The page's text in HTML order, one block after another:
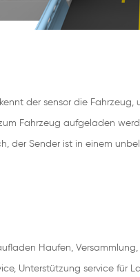
der sensor die
Fahrzeug aufgeladen
der Sender ist in einem
Haufen,
Unterstützung service für